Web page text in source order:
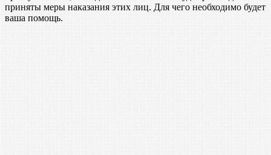
приняты меры наказания этих лиц. Для чего необходимо будет
ваша помощь.